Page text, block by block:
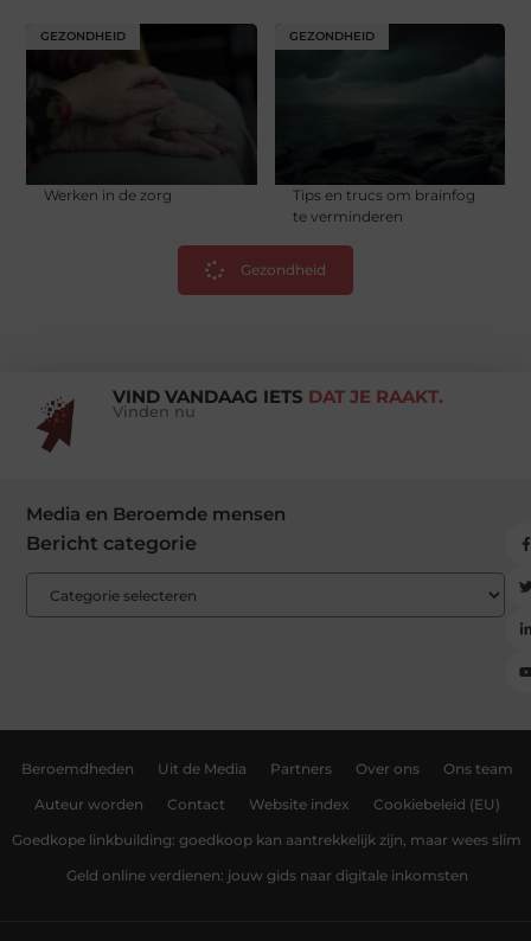
GEZONDHEID
Werken in de zorg
GEZONDHEID
Tips en trucs om brainfog
te verminderen
Gezondheid
VIND VANDAAG IETS DAT JE RAAKT.
Vinden nu
Media en Beroemde mensen
Bericht categorie
Beroemdheden Uit de Media Partners Over ons Ons team
Auteur worden Contact Website index Cookiebeleid (EU)
Goedkope linkbuilding: goedkoop kan aantrekkelijk zijn, maar wees slim
Geld online verdienen: jouw gids naar digitale inkomsten